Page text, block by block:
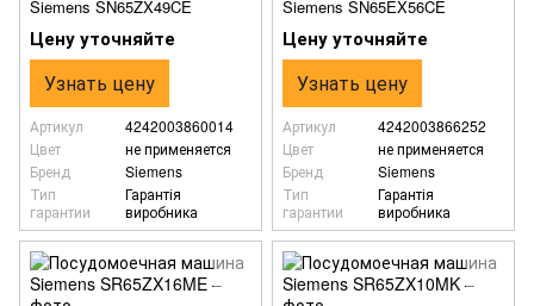
Siemens SN65ZX49CE
Цену уточняйте
Узнать цену
Артикул
4242003860014
Цвет
не применяется
Бренд
Siemens
Тип
гарантии
Гарантія
виробника
Siemens SN65EX56CE
Цену уточняйте
Узнать цену
Артикул
4242003866252
Цвет
не применяется
Бренд
Siemens
Тип
гарантии
Гарантія
виробника